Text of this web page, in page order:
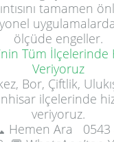
tamamen
ölçüde engeller.
Tüm İlçelerinde
Veriyoruz
Bor, Çiftlik,
ilçelerinde
veriyoruz.
Hemen Ara
0543